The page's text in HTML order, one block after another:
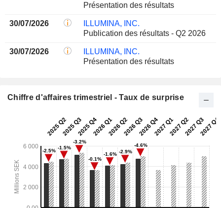
Présentation des résultats
30/07/2026
ILLUMINA, INC.
Publication des résultats - Q2 2026
30/07/2026
ILLUMINA, INC.
Présentation des résultats
Chiffre d'affaires trimestriel - Taux de surprise